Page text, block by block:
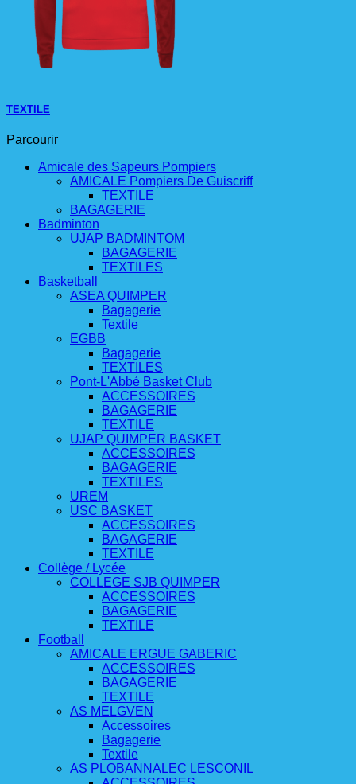
TEXTILE
Parcourir
Amicale des Sapeurs Pompiers
AMICALE Pompiers De Guiscriff
TEXTILE
BAGAGERIE
Badminton
UJAP BADMINTOM
BAGAGERIE
TEXTILES
Basketball
ASEA QUIMPER
Bagagerie
Textile
EGBB
Bagagerie
TEXTILES
Pont-L'Abbé Basket Club
ACCESSOIRES
BAGAGERIE
TEXTILE
UJAP QUIMPER BASKET
ACCESSOIRES
BAGAGERIE
TEXTILES
UREM
USC BASKET
ACCESSOIRES
BAGAGERIE
TEXTILE
Collège / Lycée
COLLEGE SJB QUIMPER
ACCESSOIRES
BAGAGERIE
TEXTILE
Football
AMICALE ERGUE GABERIC
ACCESSOIRES
BAGAGERIE
TEXTILE
AS MELGVEN
Accessoires
Bagagerie
Textile
AS PLOBANNALEC LESCONIL